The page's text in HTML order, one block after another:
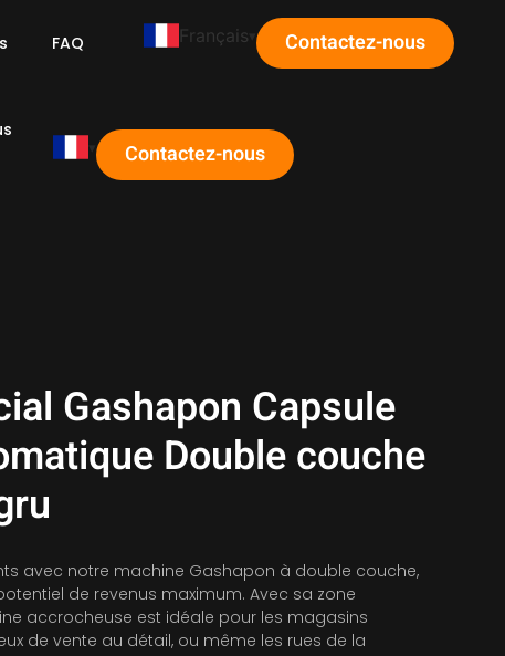
FAQ Français Contactez-nous
Contactez-nous
Gashapon Capsule
Double couche
avec notre machine Gashapon à double couche,
de revenus maximum. Avec sa zone
accrocheuse est idéale pour les magasins
de vente au détail, ou même les rues de la